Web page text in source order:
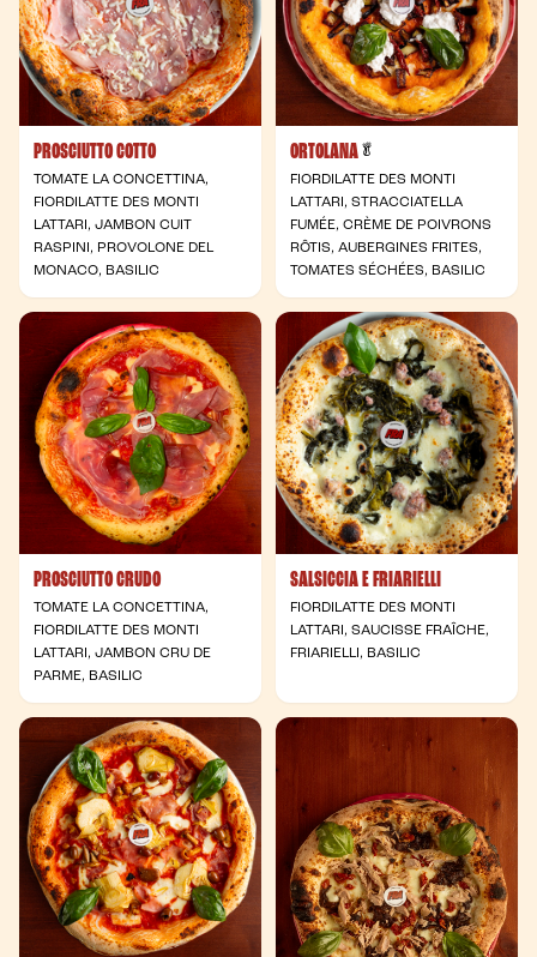
PROSCIUTTO COTTO
TOMATE LA CONCETTINA,
FIORDILATTE DES MONTI
LATTARI, JAMBON CUIT
RASPINI, PROVOLONE DEL
MONACO, BASILIC
ORTOLANA 🥬
FIORDILATTE DES MONTI
LATTARI, STRACCIATELLA
FUMÉE, CRÈME DE POIVRONS
RÔTIS, AUBERGINES FRITES,
TOMATES SÉCHÉES, BASILIC
PROSCIUTTO CRUDO
TOMATE LA CONCETTINA,
FIORDILATTE DES MONTI
LATTARI, JAMBON CRU DE
PARME, BASILIC
SALSICCIA E FRIARIELLI
FIORDILATTE DES MONTI
LATTARI, SAUCISSE FRAÎCHE,
FRIARIELLI, BASILIC